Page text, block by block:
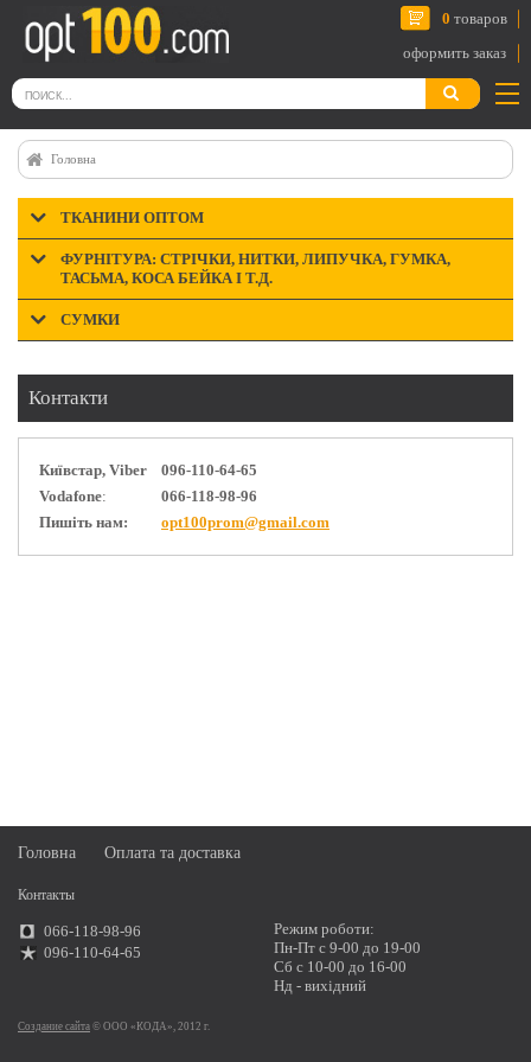
0 товаров
оформить заказ
Головна
ТКАНИНИ ОПТОМ
ФУРНІТУРА: СТРІЧКИ, НИТКИ, ЛИПУЧКА, ГУМКА,
ТАСЬМА, КОСА БЕЙКА І Т.Д.
СУМКИ
Контакти
Київстар, Viber
096-110-64-65
Vodafone:
066-118-98-96
Пишіть нам: opt100prom@gmail.com
Головна Оплата та доставка
Создание сайта © ООО «КОДА», 2012 г.
Контакты
066-118-98-96
096-110-64-65
Режим роботи:
Пн-Пт с 9-00 до 19-00
Сб с 10-00 до 16-00
Нд - вихідний